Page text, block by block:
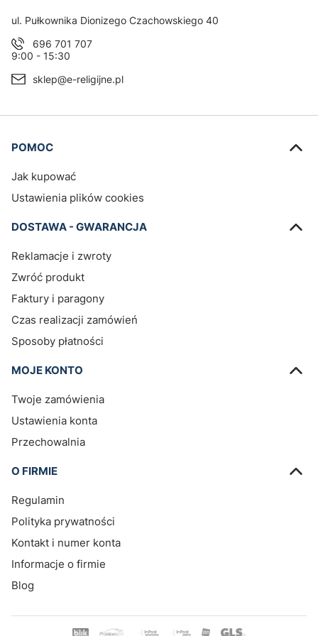
Adres:
ul. Pułkownika Dionizego Czachowskiego 40
696 701 707
9:00 - 15:30
sklep@e-religijne.pl
Linki w stopce
POMOC
Jak kupować
Ustawienia plików cookies
DOSTAWA - GWARANCJA
Reklamacje i zwroty
Zwróć produkt
Faktury i paragony
Czas realizacji zamówień
Sposoby płatności
MOJE KONTO
Twoje zamówienia
Ustawienia konta
Przechowalnia
O FIRMIE
Regulamin
Polityka prywatności
Kontakt i numer konta
Informacje o firmie
Blog